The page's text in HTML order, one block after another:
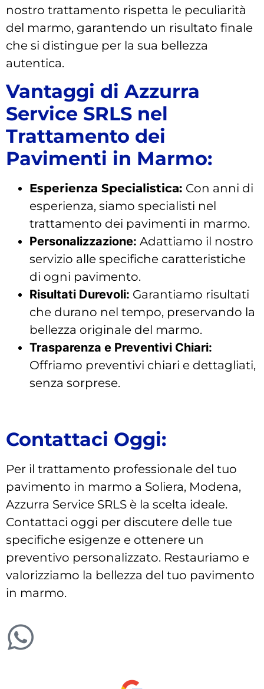
nostro trattamento rispetta le peculiarità
del marmo, garantendo un risultato finale
che si distingue per la sua bellezza
autentica.
Vantaggi di Azzurra
Service SRLS nel
Trattamento dei
Pavimenti in Marmo:
Esperienza Specialistica: Con anni di
esperienza, siamo specialisti nel
trattamento dei pavimenti in marmo.
Personalizzazione: Adattiamo il nostro
servizio alle specifiche caratteristiche
di ogni pavimento.
Risultati Durevoli: Garantiamo risultati
che durano nel tempo, preservando la
bellezza originale del marmo.
Trasparenza e Preventivi Chiari:
Offriamo preventivi chiari e dettagliati,
senza sorprese.
Contattaci Oggi:
Per il trattamento professionale del tuo
pavimento in marmo a Soliera, Modena,
Azzurra Service SRLS è la scelta ideale.
Contattaci oggi per discutere delle tue
specifiche esigenze e ottenere un
preventivo personalizzato. Restauriamo e
valorizziamo la bellezza del tuo pavimento
in marmo.